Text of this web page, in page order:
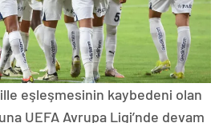
eşleşmesinin kaybedeni olan
UEFA Avrupa Ligi’nde devam